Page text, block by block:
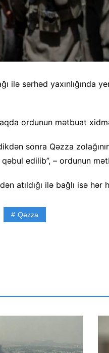
ilə sərhəd yaxınlığında
ordunun mətbuat
sonra Qəzza
qəbul edilib”, – ordunun
atıldığı ilə bağlı isə
Qəzza